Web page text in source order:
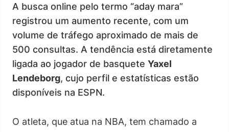
A busca online pelo termo “aday mara”
registrou um aumento recente, com um
volume de tráfego aproximado de mais de
500 consultas. A tendência está diretamente
ligada ao jogador de basquete Yaxel
Lendeborg, cujo perfil e estatísticas estão
disponíveis na ESPN.
O atleta, que atua na NBA, tem chamado a